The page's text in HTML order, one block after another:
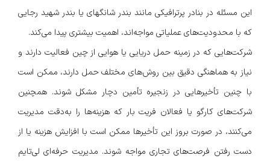
این مسئله در بنادر پرترافیکی مانند بندر شانگهای یا بندر شهید رجایی
که با محدودیت‌های عملیاتی مواجه‌اند، اهمیت بیشتری پیدا می‌کند.
شرکت‌هایی که در زمینه حمل دریایی یا هوایی از چین فعالیت دارند و
نیاز به هماهنگی دقیق بین روش‌های مختلف حمل دارند، ممکن است
با چنین تأخیرهایی در زنجیره تأمین دچار مشکل شوند. همچنین
شرکت‌های کارگو یا فعالان فریت بار که هزینه‌ها را به‌دقت مدیریت
می‌کنند، در صورت بروز این تأخیرها ممکن است با افزایش هزینه یا از
دست رفتن فرصت‌های تجاری مواجه شوند. مدیریت حرفه‌ای لی‌تایم